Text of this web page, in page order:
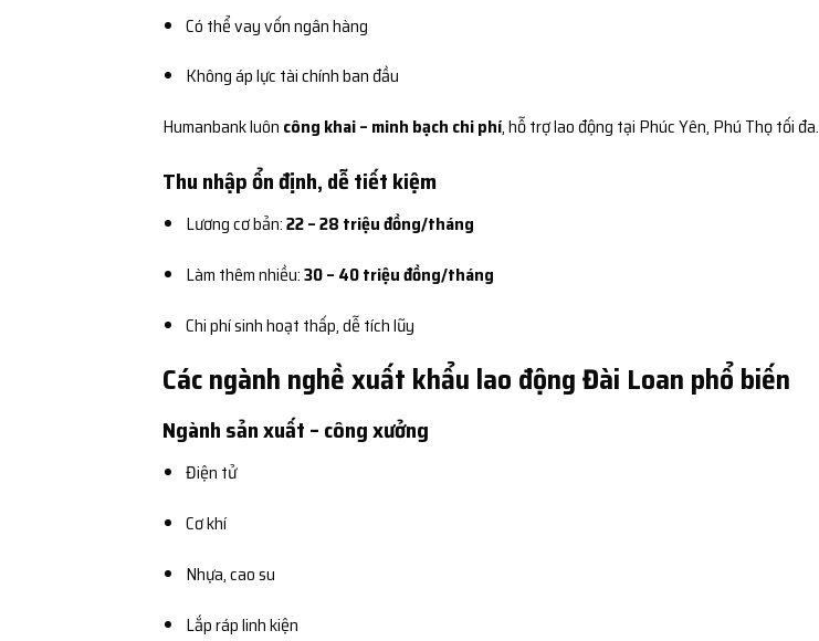
Có thể vay vốn ngân hàng
Không áp lực tài chính ban đầu
Humanbank luôn công khai – minh bạch chi phí, hỗ trợ lao động tại Phúc Yên, Phú Thọ tối đa.
Thu nhập ổn định, dễ tiết kiệm
Lương cơ bản:22 – 28 triệu đồng/tháng
Làm thêm nhiều:30 – 40 triệu đồng/tháng
Chi phí sinh hoạt thấp, dễ tích lũy
Các ngành nghề xuất khẩu lao động Đài Loan phổ biến
Ngành sản xuất – công xưởng
Điện tử
Cơ khí
Nhựa, cao su
Lắp ráp linh kiện